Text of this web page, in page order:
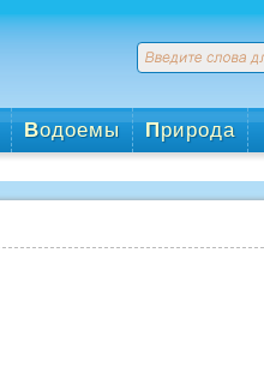
Водоемы Природа